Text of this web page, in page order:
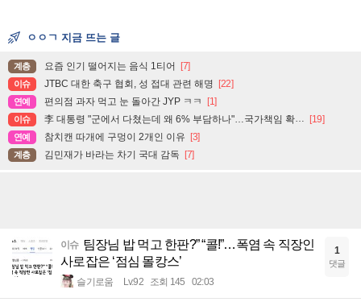
ㅇㅇㄱ 지금 뜨는 글
계층 요즘 인기 떨어지는 음식 1티어 [7]
이슈 JTBC 대한 축구 협회, 성 접대 관련 해명 [22]
연예 편의점 과자 먹고 눈 돌아간 JYP ㅋㅋ [1]
이슈 李 대통령 "군에서 다쳤는데 왜 6% 부담하나"…국가책임 확대 주문 [19]
연예 참치캔 따개에 구멍이 2개인 이유 [3]
계층 김민재가 바라는 차기 국대 감독 [7]
이슈 팀장님 밥 먹고 한판?” “콜!”…폭염 속 직장인
사로잡은 ‘점심 몰캉스’
슬기로움 Lv.92 조회 145 02:03
1
댓글